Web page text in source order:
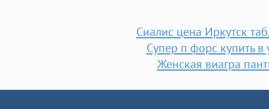
Сиалис цена Иркутск
Супер п форс купить в
Женская виагра